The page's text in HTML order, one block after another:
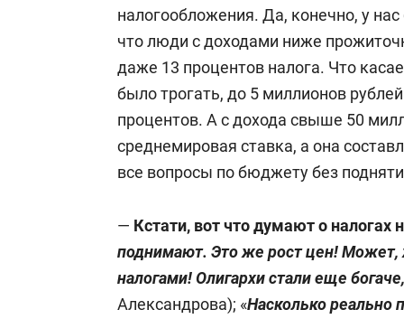
налогообложения. Да, конечно, у
что люди с доходами ниже
даже 13 процентов налога. Что
было трогать, до 5 миллионов
процентов. А с дохода свыше 50
среднемировая ставка, а она
все вопросы по бюджету без
— Кстати, вот что думают о налогах
поднимают. Это же рост цен! Может,
налогами! Олигархи стали еще
Александрова); «Насколько